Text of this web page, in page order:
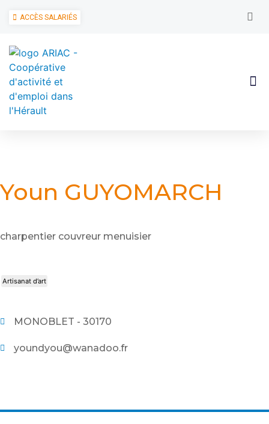
ACCÈS SALARIÉS
Youn GUYOMARCH
charpentier couvreur menuisier
Artisanat d’art
MONOBLET - 30170
youndyou@wanadoo.fr